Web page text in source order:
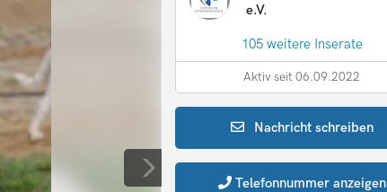
e.V.
105 weitere Inserate
Aktiv seit 06.09.2022
Nachrichtschreiben
Telefonnummer anzeigen